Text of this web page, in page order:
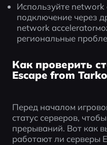
Используйте
подключение через
network
региональные
Как проверить
Escape from
Перед началом
статус серверов,
прерываний. Вот как
работают ли серверы